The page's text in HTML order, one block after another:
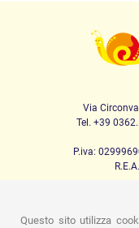
Via
Tel. +39
P.iva:
Questo sito utilizza